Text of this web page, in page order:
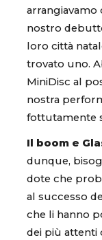
arrangiavamo
nostro
loro città
trovato uno.
MiniDisc al
nostra
fottutamente
Il boom e
dunque,
dote che
al successo
che li hanno
dei più attenti